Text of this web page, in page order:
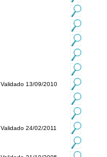
Validado 13/09/2010
Validado 24/02/2011